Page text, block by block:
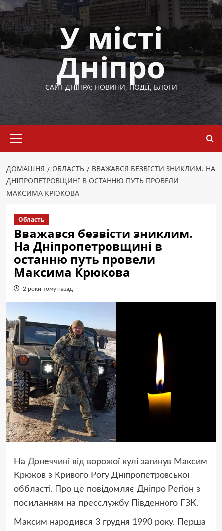
Перейти
до
вмісту
У місті
Дніпро
САЙТ ДНІПРА: НОВИНИ, ПОДІЇ, БЛОГИ
меню
ДОМАШНЯ ОБЛАСТЬ
ВВАЖАВСЯ БЕЗВІСТИ ЗНИКЛИМ. НА
ДНІПРОПЕТРОВЩИНІ В ОСТАННЮ ПУТЬ ПРОВЕЛИ
МАКСИМА КРЮКОВА
Область
Вважався безвісти зниклим.
На Дніпропетровщині в
останню путь провели
Максима Крюкова
2 роки тому назад
На Донеччині від ворожої кулі загинув Максим
Крюков з Кривого Рогу Дніпропетровської
оббласті. Про це повідомляє Дніпро Регіон з
посиланням на пресслужбу Південного ГЗК.
Максим народився 3 грудня 1990 року. Перша